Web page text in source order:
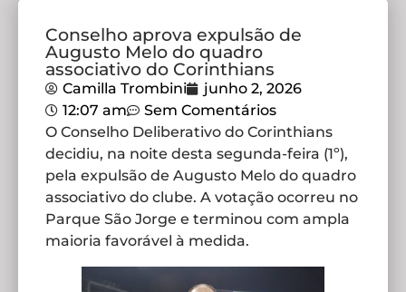
Conselho aprova expulsão de
Augusto Melo do quadro
associativo do Corinthians
Camilla Trombini
junho 2, 2026
12:07 am
Sem Comentários
O Conselho Deliberativo do Corinthians
decidiu, na noite desta segunda-feira (1º),
pela expulsão de Augusto Melo do quadro
associativo do clube. A votação ocorreu no
Parque São Jorge e terminou com ampla
maioria favorável à medida.